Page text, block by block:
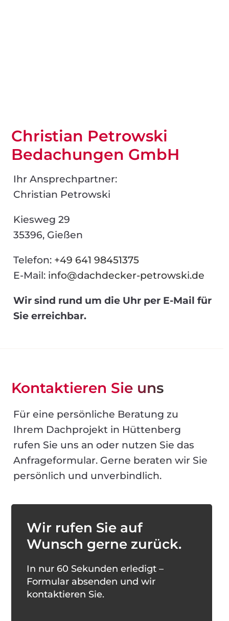
Christian Petrowski
Bedachungen GmbH
Ihr Ansprechpartner:
Christian Petrowski
Kiesweg 29
35396, Gießen
Telefon: +49 641 98451375
E-Mail: info@dachdecker-petrowski.de
Wir sind rund um die Uhr per E-Mail für
Sie erreichbar.
Kontaktieren Sie uns
Für eine persönliche Beratung zu
Ihrem Dachprojekt in Hüttenberg
rufen Sie uns an oder nutzen Sie das
Anfrageformular. Gerne beraten wir Sie
persönlich und unverbindlich.
Wir rufen Sie auf
Wunsch gerne zurück.
In nur 60 Sekunden erledigt –
Formular absenden und wir
kontaktieren Sie.